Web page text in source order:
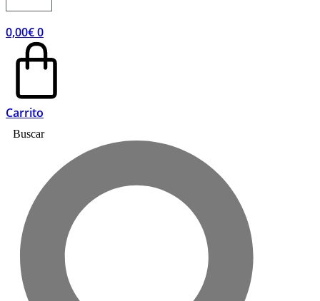
0,00€0
Carrito
Buscar